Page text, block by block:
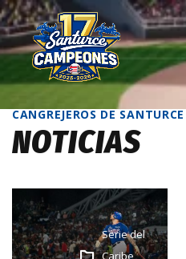
CANGREJEROS DE SANTURCE
NOTICIAS
Serie del